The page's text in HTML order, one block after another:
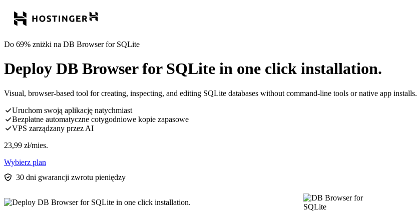
Do 69% zniżki na DB Browser for SQLite
Deploy DB Browser for SQLite in one click installation.
Visual, browser-based tool for creating, inspecting, and editing SQLite databases without command-line tools or native app installs.
Uruchom swoją aplikację natychmiast
Bezpłatne automatyczne cotygodniowe kopie zapasowe
VPS zarządzany przez AI
23,99 zł/mies.
Wybierz plan
30 dni gwarancji zwrotu pieniędzy